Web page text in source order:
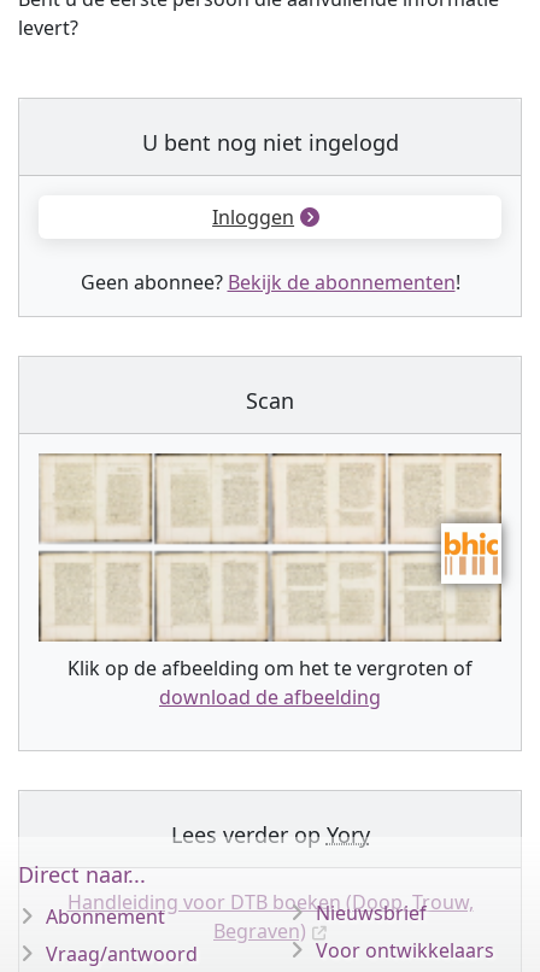
levert?
U bent nog niet ingelogd
Inloggen
Geen abonnee? Bekijk de abonnementen!
Scan
Klik op de afbeelding om het te vergroten of
download de afbeelding
Lees verder op Yory
Handleiding voor DTB boeken (Doop, Trouw,
Begraven)
Direct naar...
Abonnement
Vraag/antwoord
Nieuwsbrief
Voor ontwikkelaars